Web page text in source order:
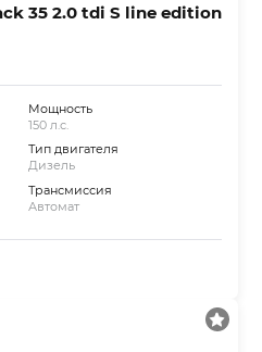
35 2.0 tdi S line edition
Мощность
150 л.с.
Тип двигателя
Дизель
Трансмиссия
Автомат